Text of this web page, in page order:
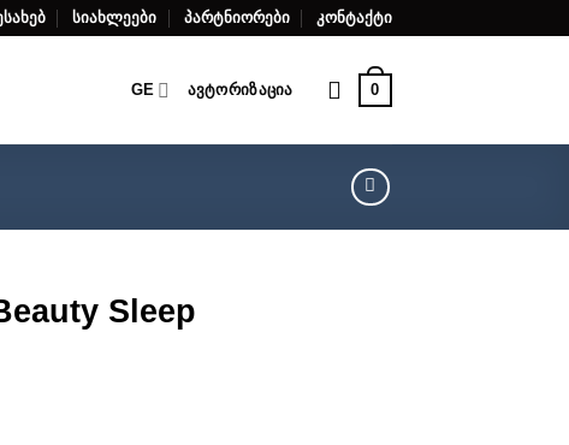
სიახლეები პარტნიორები კონტაქტი
GE ᲐᲕᲢᲝᲠᲘᲖᲐᲪᲘᲐ 0
Sleep